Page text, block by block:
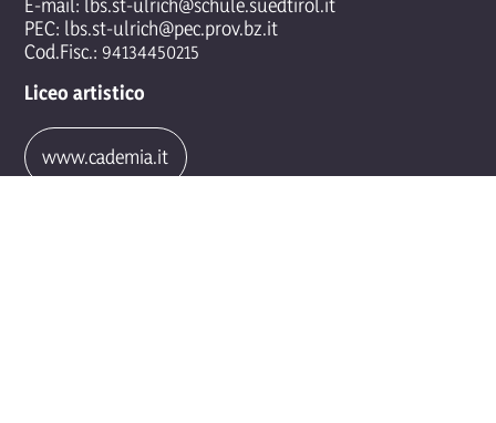
E-mail: lbs.st-ulrich@schule.suedtirol.it
PEC: lbs.st-ulrich@pec.prov.bz.it
Cod.Fisc.: 94134450215
Liceo artistico
www.cademia.it